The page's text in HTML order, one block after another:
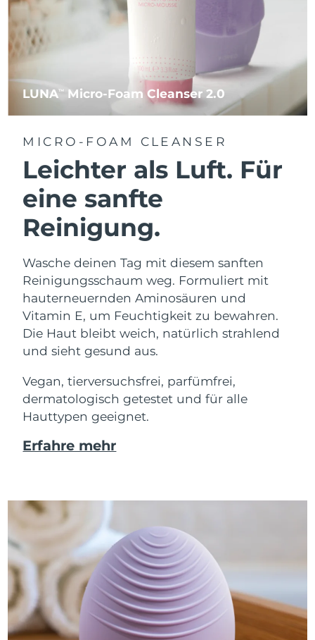
LUNATM Micro-Foam Cleanser 2.0
MICRO-FOAM CLEANSER
Leichter als Luft. Für
eine sanfte
Reinigung.
Wasche deinen Tag mit diesem sanften
Reinigungsschaum weg. Formuliert mit
hauterneuernden Aminosäuren und
Vitamin E, um Feuchtigkeit zu bewahren.
Die Haut bleibt weich, natürlich strahlend
und sieht gesund aus.
Vegan, tierversuchsfrei, parfümfrei,
dermatologisch getestet und für alle
Hauttypen geeignet.
Erfahre mehr